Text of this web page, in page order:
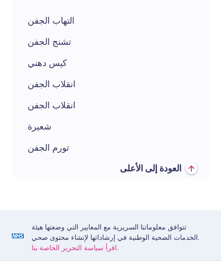
التهاب الجفن
تشنج الجفن
كيس دهني
انقلاب الجفن
انقلاب الجفن
شعيرة
تورم الجفن
العودة إلى الأعلى
تتوافق معلوماتنا السريرية مع المعايير التي وضعتها هيئة
الخدمات الصحية الوطنية في إرشاداتها لإنشاء محتوى صحي.
اقرأ سياسة التحرير الخاصة بنا.